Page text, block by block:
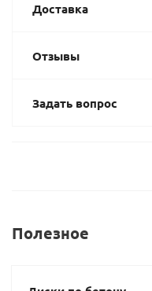
Доставка
Отзывы
Задать вопрос
Полезное